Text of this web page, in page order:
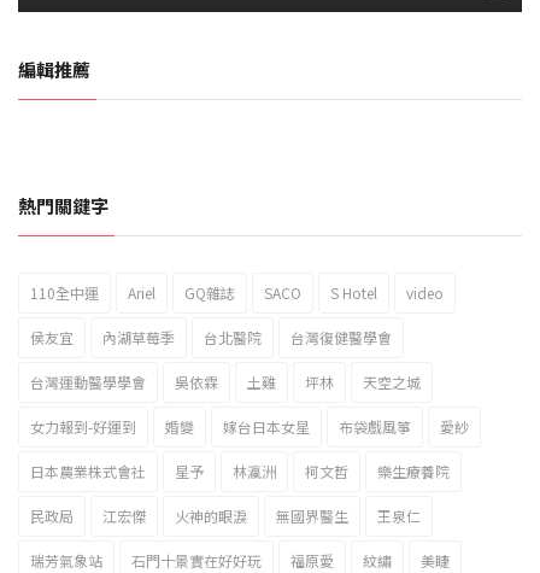
編輯推薦
2023新北市北海岸國際風箏節「風在石起」霸氣回歸
熱門關鍵字
110全中運 Ariel GQ雜誌 SACO S Hotel video
侯友宜 內湖草莓季 台北醫院 台灣復健醫學會
台灣運動醫學學會 吳依霖 土雞 坪林 天空之城
女力報到-好運到 婚變 嫁台日本女星 布袋戲風箏 愛紗
日本農業株式會社 星予 林瀛洲 柯文哲 樂生療養院
民政局 江宏傑 火神的眼淚 無國界醫生 王泉仁
瑞芳氣象站 石門十景實在好好玩 福原愛 紋繡 美睫